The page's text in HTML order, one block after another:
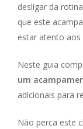
desligar da
que este
estar atento aos
Neste guia
um
adicionais para
Não perca este